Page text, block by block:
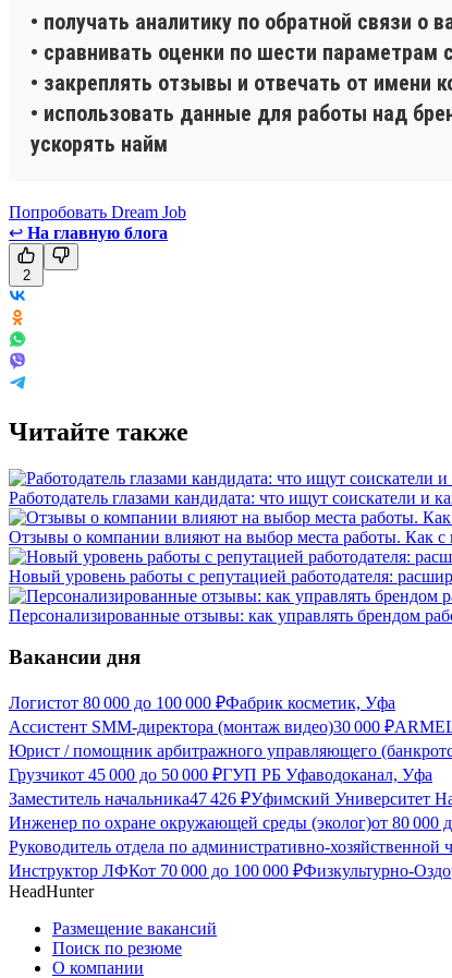
• получать аналитику по обратной связи о
• сравнивать оценки по шести
• закреплять отзывы и отвечать от имени
• использовать данные для работы над
ускорять найм
Попробовать Dream Job
↩ На главную блога
2
Читайте также
Работодатель глазами кандидата: что ищут соискатели и
Отзывы о компании влияют на выбор места работы. Как
Новый уровень работы с репутацией работодателя:
Персонализированные отзывы: как управлять брендом
Вакансии дня
Логистот 80 000 до 100 000 ₽Фабрик косметик, Уфа
Ассистент SMM-директора (монтаж видео)30 000 ₽
Юрист / помощник арбитражного управляющего
Грузчикот 45 000 до 50 000 ₽ГУП РБ Уфаводоканал, Уфа
Заместитель начальника47 426 ₽Уфимский Университет
Инженер по охране окружающей среды (эколог)от 80 000
Руководитель отдела по административно-хозяйственной
Инструктор ЛФКот 70 000 до 100 000 ₽Физкультурно-
HeadHunter
Размещение вакансий
Поиск по резюме
О компании